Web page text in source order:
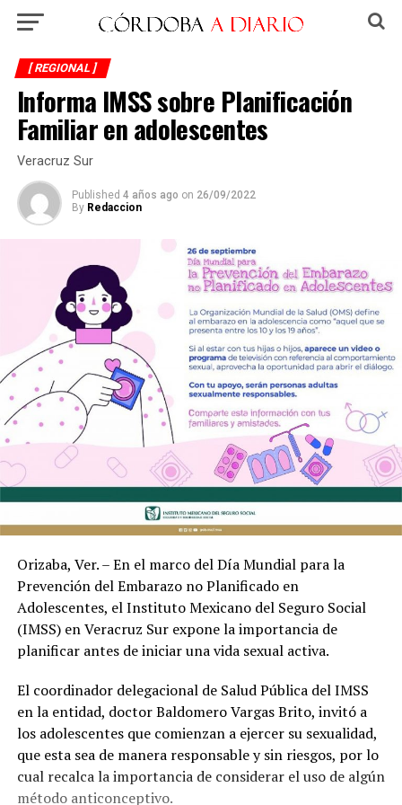
[ REGIONAL ]
Informa IMSS sobre Planificación
Familiar en adolescentes
Veracruz Sur
Published 4 años ago on 26/09/2022
By Redaccion
Orizaba, Ver. – En el marco del Día Mundial para la
Prevención del Embarazo no Planificado en
Adolescentes, el Instituto Mexicano del Seguro Social
(IMSS) en Veracruz Sur expone la importancia de
planificar antes de iniciar una vida sexual activa.
El coordinador delegacional de Salud Pública del IMSS
en la entidad, doctor Baldomero Vargas Brito, invitó a
los adolescentes que comienzan a ejercer su sexualidad,
que esta sea de manera responsable y sin riesgos, por lo
cual recalca la importancia de considerar el uso de algún
método anticonceptivo.